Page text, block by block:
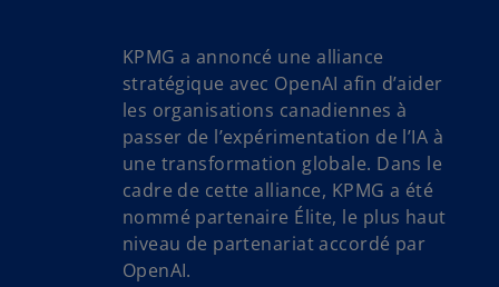
KPMG a annoncé une alliance
stratégique avec OpenAI afin d’aider
les organisations canadiennes à
passer de l’expérimentation de l’IA à
une transformation globale. Dans le
cadre de cette alliance, KPMG a été
nommé partenaire Élite, le plus haut
niveau de partenariat accordé par
OpenAI.